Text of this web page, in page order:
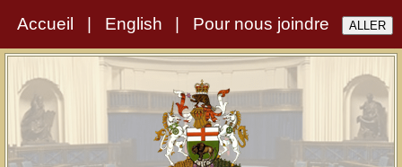
Accueil English Pour nous joindre